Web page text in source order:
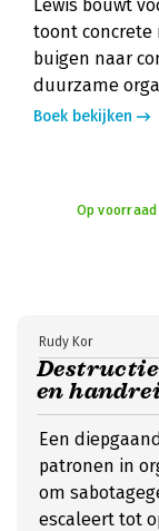
Lewis bouwt
toont concrete
buigen naar
duurzame
Boek bekijken
Op
en
Rudy Kor
Een
patronen in
om
escaleert tot